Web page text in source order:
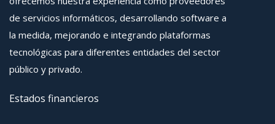
de servicios informáticos, desarrollando software a
la medida, mejorando e integrando plataformas
tecnológicas para diferentes entidades del sector
público y privado.
Estados financieros